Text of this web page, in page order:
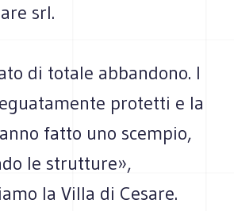
srl.
di totale abbandono. I
protetti e la
fatto uno scempio,
le strutture»,
la Villa di Cesare.